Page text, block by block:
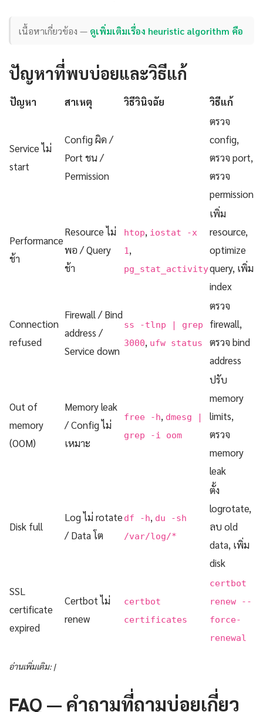
เนื้อหาเกี่ยวข้อง — ดูเพิ่มเติมเรื่อง heuristic algorithm คือ
ปัญหาที่พบบ่อยและวิธีแก้
ปัญหา สาเหตุ วิธีวินิจฉัย วิธีแก้
Service ไม่
start
Config ผิด /
Port ชน /
Permission
ตรวจ
config,
ตรวจ port,
ตรวจ
permission
Performance
ช้า
Resource ไม่
พอ / Query
ช้า
htop, iostat -x
1 ,
pg_stat_activity
เพิ่ม
resource,
optimize
query, เพิ่ม
index
Connection
refused
Firewall / Bind
address /
Service down
ss -tlnp | grep
3000, ufw status
ตรวจ
firewall,
ตรวจ bind
address
Out of
memory
(OOM)
Memory leak
/ Config ไม่
เหมาะ
free -h, dmesg |
grep -i oom
ปรับ
memory
limits,
ตรวจ
memory
leak
Disk full
Log ไม่ rotate
/ Data โต
df -h, du -sh
/var/log/*
ตั้ง
logrotate,
ลบ old
data, เพิ่ม
disk
SSL
certificate
expired
Certbot ไม่
renew
certbot
certificates
certbot
renew --
force-
renewal
อ่านเพิ่มเติม: |
FAQ — คำถามที่ถามบ่อยเกี่ยว